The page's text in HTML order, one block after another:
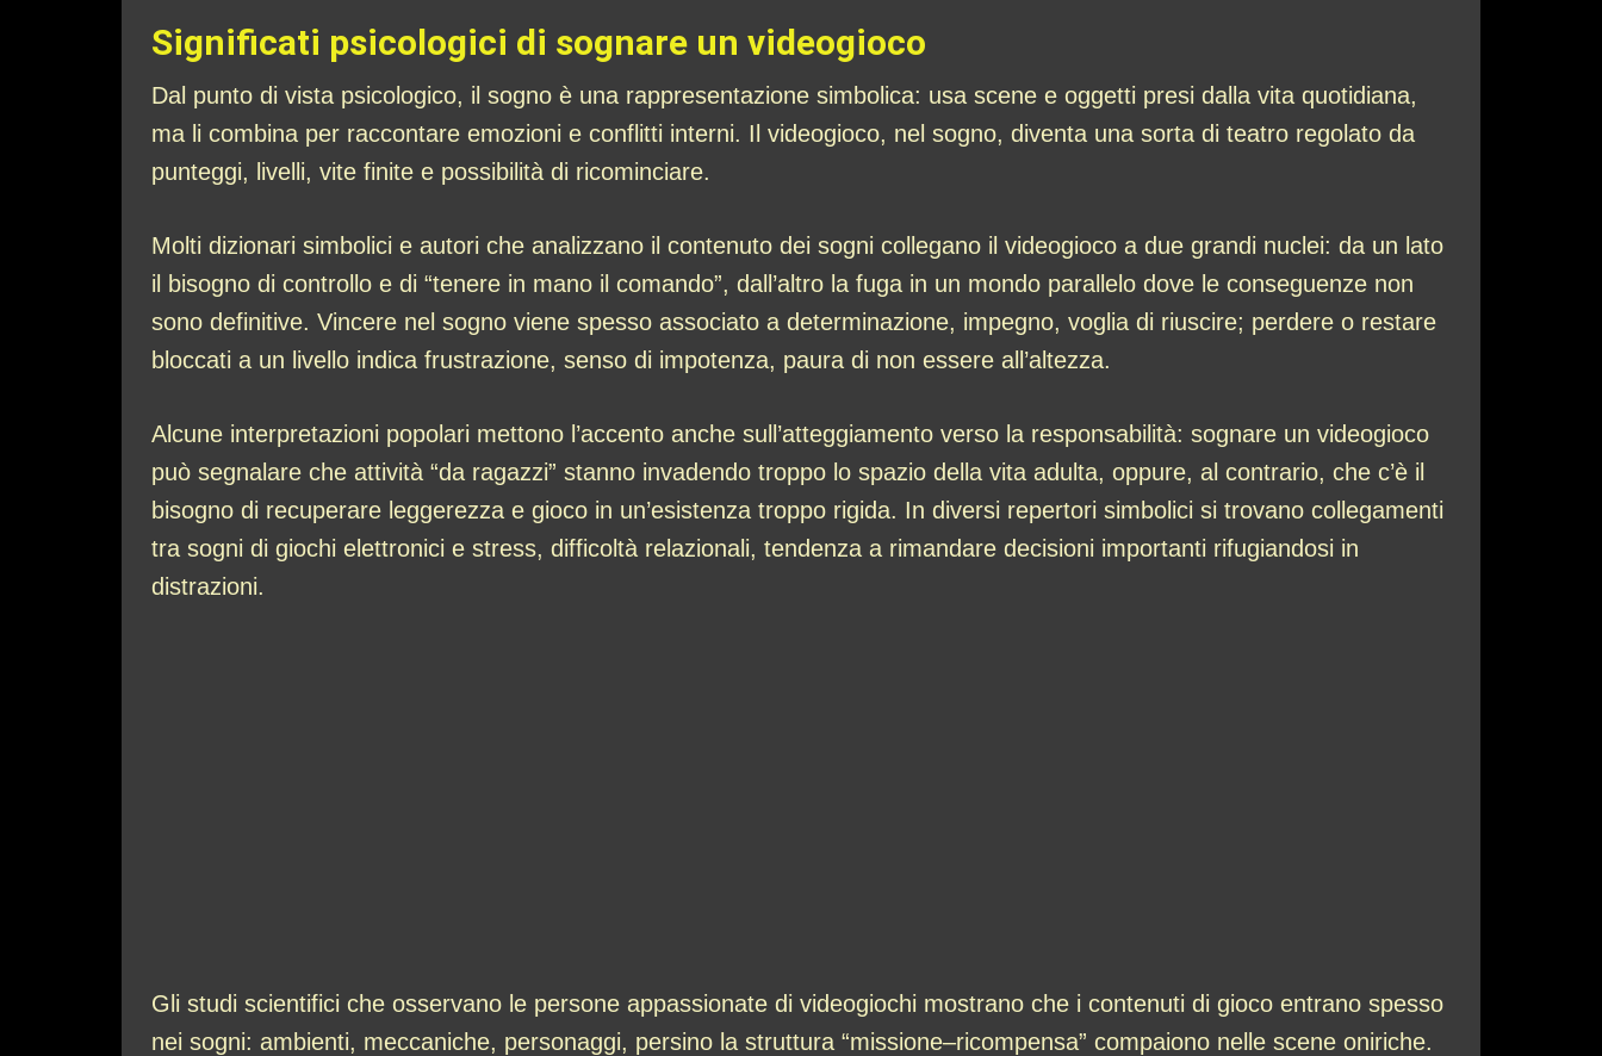
Significati psicologici di sognare un videogioco
Dal punto di vista psicologico, il sogno è una rappresentazione simbolica: usa scene e oggetti presi dalla vita quotidiana,
ma li combina per raccontare emozioni e conflitti interni. Il videogioco, nel sogno, diventa una sorta di teatro regolato da
punteggi, livelli, vite finite e possibilità di ricominciare.
Molti dizionari simbolici e autori che analizzano il contenuto dei sogni collegano il videogioco a due grandi nuclei: da un lato
il bisogno di controllo e di “tenere in mano il comando”, dall’altro la fuga in un mondo parallelo dove le conseguenze non
sono definitive. Vincere nel sogno viene spesso associato a determinazione, impegno, voglia di riuscire; perdere o restare
bloccati a un livello indica frustrazione, senso di impotenza, paura di non essere all’altezza.
Alcune interpretazioni popolari mettono l’accento anche sull’atteggiamento verso la responsabilità: sognare un videogioco
può segnalare che attività “da ragazzi” stanno invadendo troppo lo spazio della vita adulta, oppure, al contrario, che c’è il
bisogno di recuperare leggerezza e gioco in un’esistenza troppo rigida. In diversi repertori simbolici si trovano collegamenti
tra sogni di giochi elettronici e stress, difficoltà relazionali, tendenza a rimandare decisioni importanti rifugiandosi in
distrazioni.
Gli studi scientifici che osservano le persone appassionate di videogiochi mostrano che i contenuti di gioco entrano spesso
nei sogni: ambienti, meccaniche, personaggi, persino la struttura “missione–ricompensa” compaiono nelle scene oniriche.